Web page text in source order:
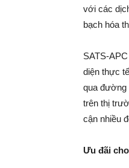
với các
bạch hóa
SATS-
diện thực
qua đường
trên thị
cận nhiều
Ưu đãi